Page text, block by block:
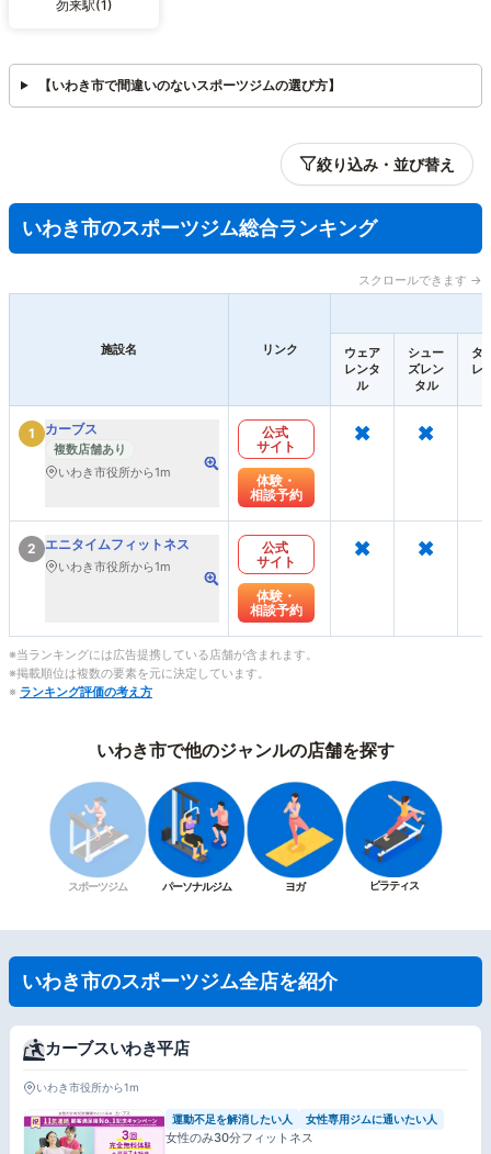
勿来駅(1)
【いわき市で間違いのないスポーツジムの選び方】
絞り込み・並び替え
いわき市のスポーツジム総合ランキング
スクロールできます →
施設名 リンク
ウェア
レンタ
ル
シュー
ズレン
タル
タ
レ
1 カーブス
複数店舗あり
いわき市役所から1m
公式
サイト
体験・
相談予約
× ×
2 エニタイムフィットネス
いわき市役所から1m
公式
サイト
体験・
相談予約
× ×
※当ランキングには広告提携している店舗が含まれます。
※掲載順位は複数の要素を元に決定しています。
※ ランキング評価の考え方
いわき市で他のジャンルの店舗を探す
スポーツジム パーソナルジム ヨガ ピラティス
いわき市のスポーツジム全店を紹介
カーブスいわき平店
いわき市役所から1m
運動不足を解消したい人 女性専用ジムに通いたい人
女性のみ30分フィットネス